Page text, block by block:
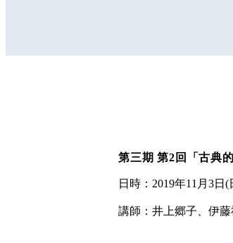
第三期 第2回「古典
日時：2019年11月3日(
講師：井上郷子、伊